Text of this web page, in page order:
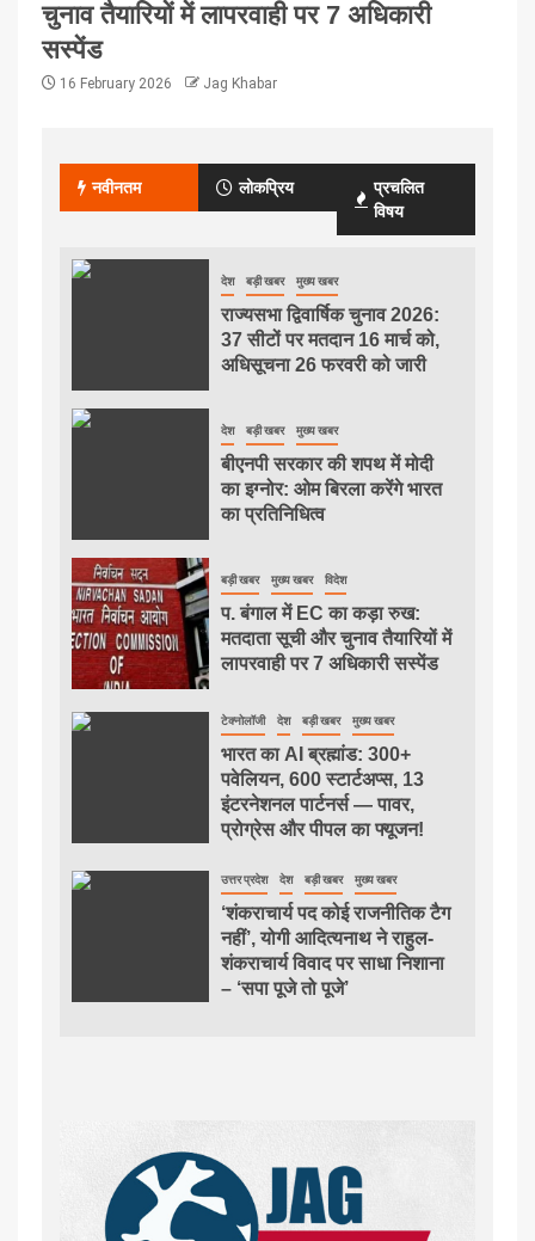
चुनाव तैयारियों में लापरवाही पर 7 अधिकारी
सस्पेंड
16 February 2026 Jag Khabar
नवीनतम लोकप्रिय
प्रचलित
विषय
देश बड़ी खबर मुख्य खबर
राज्यसभा द्विवार्षिक चुनाव 2026:
37 सीटों पर मतदान 16 मार्च को,
अधिसूचना 26 फरवरी को जारी
देश बड़ी खबर मुख्य खबर
बीएनपी सरकार की शपथ में मोदी
का इग्नोर: ओम बिरला करेंगे भारत
का प्रतिनिधित्व
बड़ी खबर मुख्य खबर विदेश
प. बंगाल में EC का कड़ा रुख:
मतदाता सूची और चुनाव तैयारियों में
लापरवाही पर 7 अधिकारी सस्पेंड
टेक्नोलॉजी देश बड़ी खबर मुख्य खबर
भारत का AI ब्रह्मांड: 300+
पवेलियन, 600 स्टार्टअप्स, 13
इंटरनेशनल पार्टनर्स — पावर,
प्रोग्रेस और पीपल का फ्यूजन!
उत्तर प्रदेश देश बड़ी खबर मुख्य खबर
‘शंकराचार्य पद कोई राजनीतिक टैग
नहीं’, योगी आदित्यनाथ ने राहुल-
शंकराचार्य विवाद पर साधा निशाना
– ‘सपा पूजे तो पूजे’